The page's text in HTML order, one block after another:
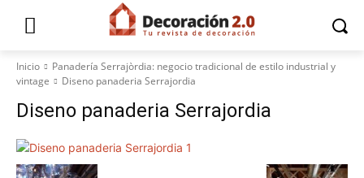
Inicio
Panadería Serrajòrdia: negocio tradicional de estilo industrial y
vintage
Diseno panaderia Serrajordia
Diseno panaderia Serrajordia